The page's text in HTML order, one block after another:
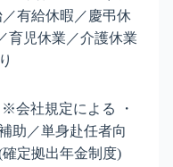
有給休暇／慶弔休
育児休業／介護休業
※会社規定による ・
助／単身赴任者向
定拠出年金制度)